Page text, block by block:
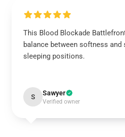
This Blood Blockade
balance between softness and
sleeping positions.
S Sawyer
Verified owner